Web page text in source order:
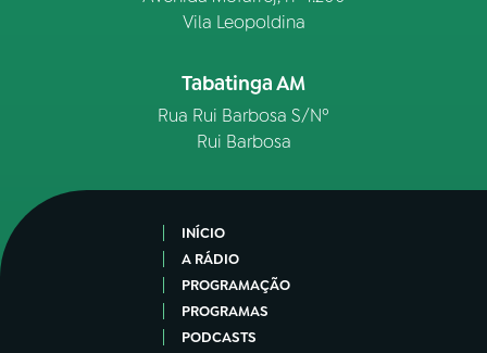
Vila Leopoldina
Tabatinga AM
Rua Rui Barbosa S/Nº
Rui Barbosa
INÍCIO
A RÁDIO
PROGRAMAÇÃO
PROGRAMAS
PODCASTS